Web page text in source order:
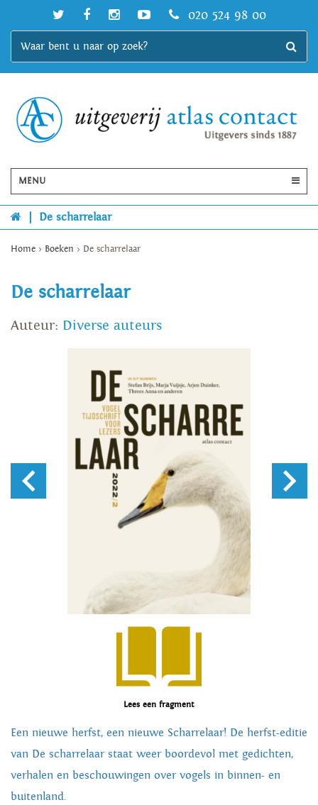
020 524 98 00
MENU
De scharrelaar
Home > Boeken > De scharrelaar
De scharrelaar
Auteur: Diverse auteurs
Lees een fragment
Een nieuwe herfst, een nieuwe Scharrelaar! De herfst-editie
van De scharrelaar staat weer boordevol met gedichten,
verhalen en beschouwingen over vogels in binnen- en
buitenland.